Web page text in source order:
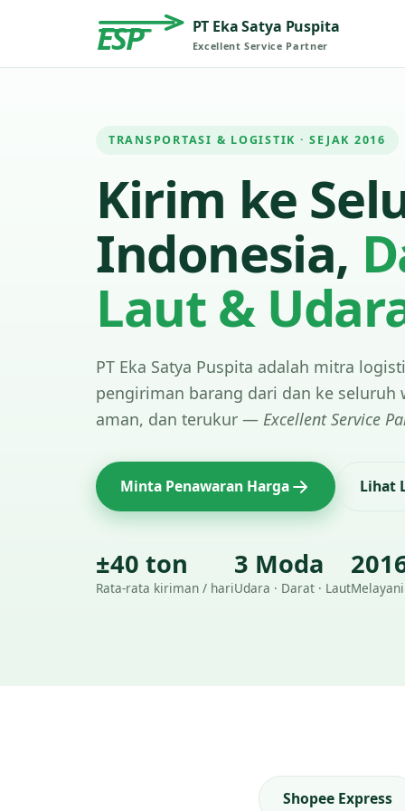
ESP PT Eka Satya Puspita
Excellent Service Partner
TRANSPORTASI & LOGISTIK · SEJAK 2016
Kirim ke
Indonesia,
Laut &
PT Eka Satya Puspita adalah mitra
pengiriman barang dari dan ke seluruh
aman, dan terukur — Excellent Service
Minta Penawaran Harga Lihat
±40 ton
Rata-rata kiriman / hari
3 Moda
Udara · Darat · Laut
Shopee Express